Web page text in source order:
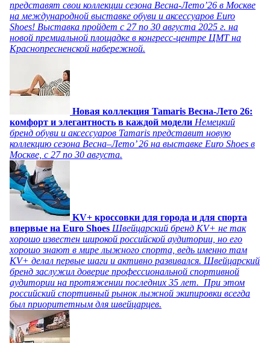
представят свои коллекции сезона Весна-Лето’26 в Москве
на международной выставке обуви и аксессуаров Euro
Shoes! Выставка пройдет c 27 по 30 августа 2025 г. на
новой премиальной площадке в конгресс-центре ЦМТ на
Краснопресненской набережной.
Новая коллекция Tamaris Весна-Лето 26:
комфорт и элегантность в каждой модели Немецкий
бренд обуви и аксессуаров Tamaris представит новую
коллекцию сезона Весна–Лето’ 26 на выставке Euro Shoes в
Москве, с 27 по 30 августа.
KV+ кроссовки для города и для спорта
впервые на Euro Shoes Швейцарский бренд KV+ не так
хорошо известен широкой российской аудитории, но его
хорошо знают в мире лыжного спорта, ведь именно там
KV+ делал первые шаги и активно развивался. Швейцарский
бренд заслужил доверие профессиональной спортивной
аудитории на протяжении последних 35 лет. При этом
российский спортивный рынок лыжной экипировки всегда
был приоритетным для швейцарцев.